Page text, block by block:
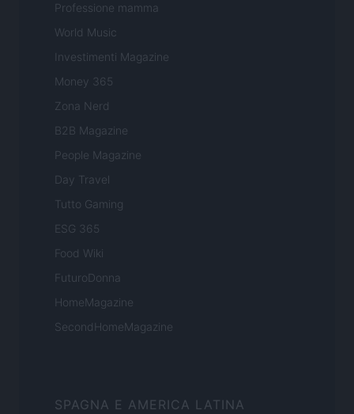
Professione mamma
World Music
Investimenti Magazine
Money 365
Zona Nerd
B2B Magazine
People Magazine
Day Travel
Tutto Gaming
ESG 365
Food Wiki
FuturoDonna
HomeMagazine
SecondHomeMagazine
SPAGNA E AMERICA LATINA